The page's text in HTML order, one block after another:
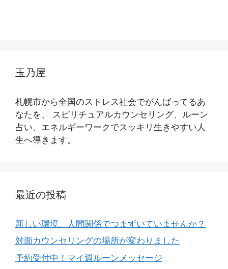
玉乃屋
札幌市から全国のストレス社会でがんばってるあ
なたを、 スピリチュアルカウンセリング、ルーン
占い、エネルギーワークでスッキリ生きやすい人
生へ導きます。
最近の投稿
新しい環境、人間関係でつまずいていませんか？
対面カウンセリングの場所が変わりました
予約受付中！マイ週ルーンメッセージ